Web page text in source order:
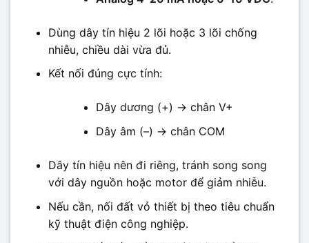
Dùng dây tín hiệu 2 lõi hoặc 3 lõi chống
nhiễu, chiều dài vừa đủ.
Kết nối đúng cực tính:
Dây dương (+) → chân V+
Dây âm (–) → chân COM
Dây tín hiệu nên đi riêng, tránh song song
với dây nguồn hoặc motor để giảm nhiễu.
Nếu cần, nối đất vỏ thiết bị theo tiêu chuẩn
kỹ thuật điện công nghiệp.